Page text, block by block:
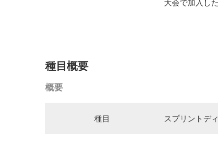
大会で加入し
種目概要
概要
種目 スプリントデ